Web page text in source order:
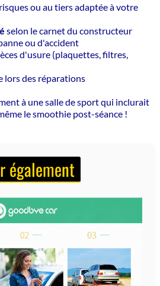
ou au tiers adaptée à votre
selon le carnet du constructeur
ou d'accident
d'usure (plaquettes, filtres,
lors des réparations
à une salle de sport qui inclurait
le smoothie post-séance !
également